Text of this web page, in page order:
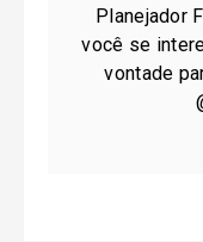
Planejador
você se
vontade